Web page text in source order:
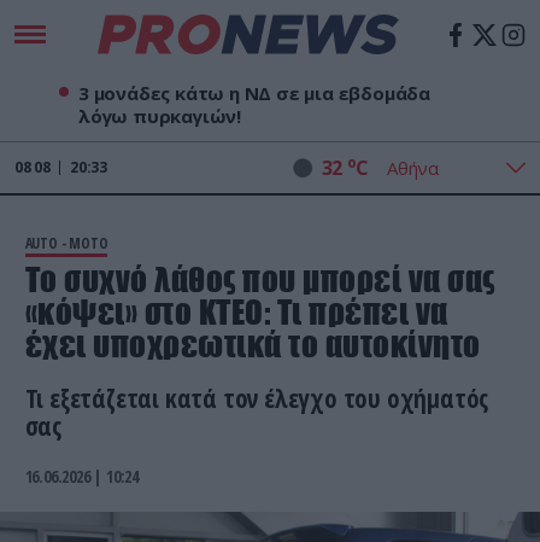
3 μονάδες κάτω η ΝΔ σε μια εβδομάδα
λόγω πυρκαγιών!
08 08 20:33 32 oC
AUTO - MOTO
Το συχνό λάθος που μπορεί να σας
«κόψει» στο ΚΤΕΟ: Τι πρέπει να
έχει υποχρεωτικά το αυτοκίνητο
Τι εξετάζεται κατά τον έλεγχο του οχήματός
σας
16.06.2026 | 10:24